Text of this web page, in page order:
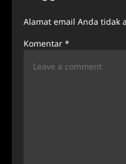
Alamat email Anda tidak
Komentar *